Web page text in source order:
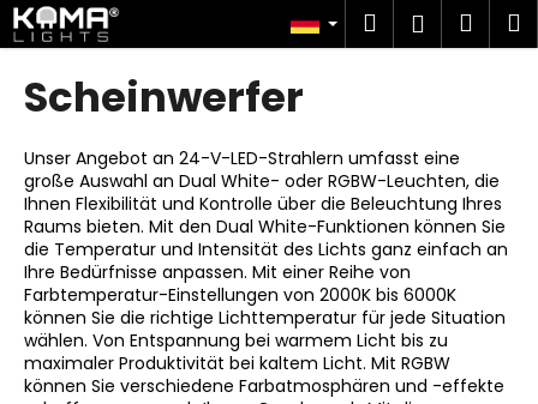
Zum
Inhalt
springen
Suchen
Login
Scheinwerfer
Unser Angebot an 24-V-LED-Strahlern umfasst eine
große Auswahl an Dual White- oder RGBW-Leuchten, die
Ihnen Flexibilität und Kontrolle über die Beleuchtung Ihres
Raums bieten. Mit den Dual White-Funktionen können Sie
die Temperatur und Intensität des Lichts ganz einfach an
Ihre Bedürfnisse anpassen. Mit einer Reihe von
Farbtemperatur-Einstellungen von 2000K bis 6000K
können Sie die richtige Lichttemperatur für jede Situation
wählen. Von Entspannung bei warmem Licht bis zu
maximaler Produktivität bei kaltem Licht. Mit RGBW
können Sie verschiedene Farbatmosphären und -effekte
W
a
zum
zum
a
s
s
u
c
h
e
n